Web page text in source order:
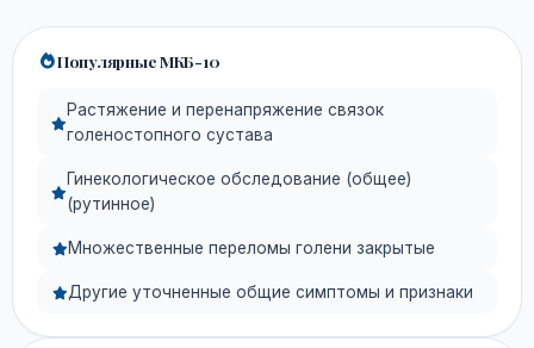
Популярные МКБ-10
Растяжение и перенапряжение связок
голеностопного сустава
Гинекологическое обследование (общее)
(рутинное)
Множественные переломы голени закрытые
Другие уточненные общие симптомы и признаки